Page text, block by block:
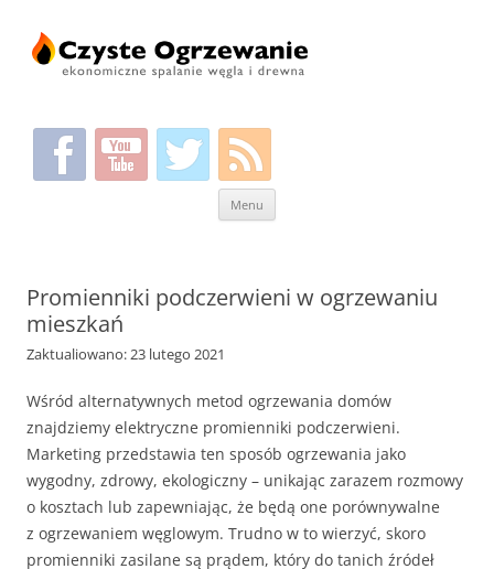
Menu
Promienniki podczerwieni w ogrzewaniu
mieszkań
Zaktualiowano: 23 lutego 2021
Wśród alternatywnych metod ogrzewania domów
znajdziemy elektryczne promienniki podczerwieni.
Marketing przedstawia ten sposób ogrzewania jako
wygodny, zdrowy, ekologiczny – unikając zarazem rozmowy
o kosztach lub zapewniając, że będą one porównywalne
z ogrzewaniem węglowym. Trudno w to wierzyć, skoro
promienniki zasilane są prądem, który do tanich źródeł